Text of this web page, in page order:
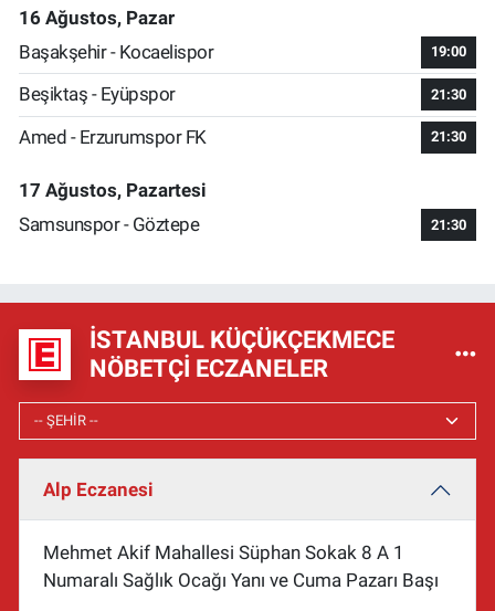
16 Ağustos, Pazar
Başakşehir - Kocaelispor
19:00
Beşiktaş - Eyüpspor 21:30
Amed - Erzurumspor FK 21:30
17 Ağustos, Pazartesi
Samsunspor - Göztepe
21:30
İSTANBUL KÜÇÜKÇEKMECE
NÖBETÇI ECZANELER
Alp Eczanesi
Mehmet Akif Mahallesi Süphan Sokak 8 A 1
Numaralı Sağlık Ocağı Yanı ve Cuma Pazarı Başı